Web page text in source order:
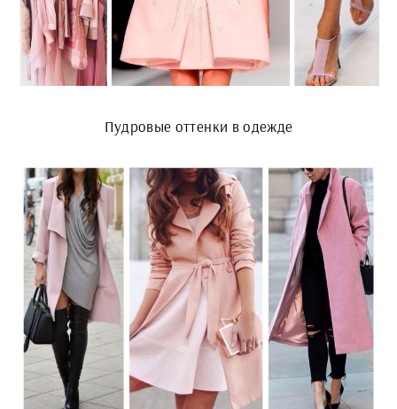
Пудровые оттенки в одежде